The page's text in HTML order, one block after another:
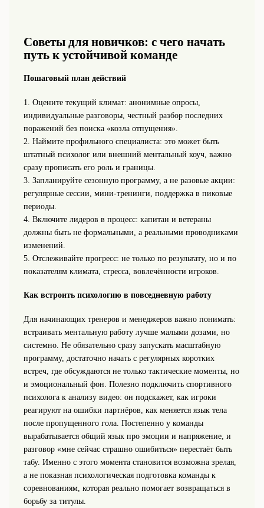
Советы для новичков: с чего начать
путь к устойчивой команде
Пошаговый план действий
1. Оцените текущий климат: анонимные опросы,
индивидуальные разговоры, честный разбор последних
поражений без поиска «козла отпущения».
2. Наймите профильного специалиста: это может быть
штатный психолог или внешний ментальный коуч, важно
сразу прописать его роль и границы.
3. Запланируйте сезонную программу, а не разовые акции:
регулярные сессии, мини‑тренинги, поддержка в пиковые
периоды.
4. Включите лидеров в процесс: капитан и ветераны
должны быть не формальными, а реальными проводниками
изменений.
5. Отслеживайте прогресс: не только по результату, но и по
показателям климата, стресса, вовлечённости игроков.
Как встроить психологию в повседневную работу
Для начинающих тренеров и менеджеров важно понимать:
встраивать ментальную работу лучше малыми дозами, но
системно. Не обязательно сразу запускать масштабную
программу, достаточно начать с регулярных коротких
встреч, где обсуждаются не только тактические моменты, но
и эмоциональный фон. Полезно подключить спортивного
психолога к анализу видео: он подскажет, как игроки
реагируют на ошибки партнёров, как меняется язык тела
после пропущенного гола. Постепенно у команды
вырабатывается общий язык про эмоции и напряжение, и
разговор «мне сейчас страшно ошибиться» перестаёт быть
табу. Именно с этого момента становится возможна зрелая,
а не показная психологическая подготовка команды к
соревнованиям, которая реально помогает возвращаться в
борьбу за титулы.